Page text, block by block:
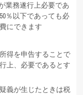
業務遂行上必要であ
％以下であっても必
にできます
得を申告することで
上、必要であるとす
義が生じたときは税